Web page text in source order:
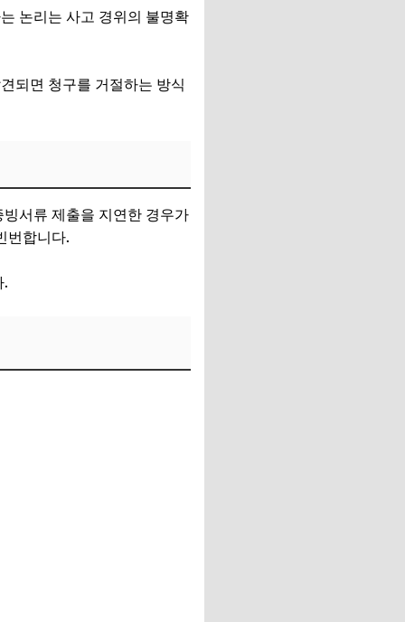
논리는 사고 경위의 불명확
되면 청구를 거절하는 방식
서류 제출을 지연한 경우가
번합니다.
.